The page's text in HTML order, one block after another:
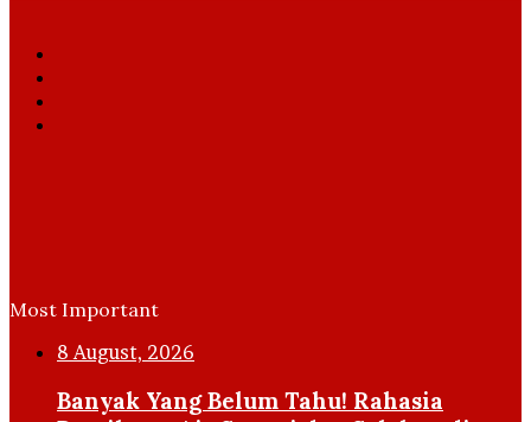
Most Important
8 August, 2026
Banyak Yang Belum Tahu! Rahasia